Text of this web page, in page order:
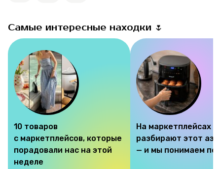
Самые интересные находки 🌷
10 товаров
с маркетплейсов, которые
порадовали нас на этой
неделе
На маркетплейсах
разбирают этот
— и мы понимаем